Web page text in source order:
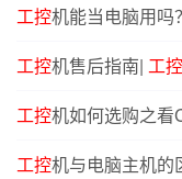
工控机能当电脑用吗
工控机售后指南| 工控
工控机如何选购之看
工控机与电脑主机的